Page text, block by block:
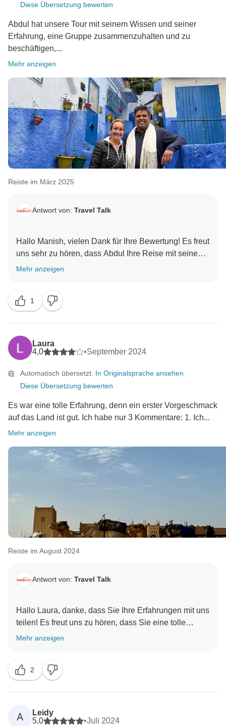
Diese Übersetzung bewerten
Abdul hat unsere Tour mit seinem Wissen und seiner
Erfahrung, eine Gruppe zusammenzuhalten und zu
beschäftigen,...
Mehr anzeigen
Reiste im März 2025
Antwort von: Travel Talk
Hallo Manish, vielen Dank für Ihre Bewertung! Es freut
uns sehr zu hören, dass Abdul Ihre Reise mit seinem
Wissen und seiner Erfahrung noch schöner gemacht
Wir würden uns freuen, wenn Sie uns in Zukunft bei
einem weiteren Abenteuer begleiten würden! Alles
Mehr anzeigen
1
Laura
4,0
•September 2024
Automatisch übersetzt. In Originalsprache ansehen
Diese Übersetzung bewerten
Es war eine tolle Erfahrung, denn ein erster Vorgeschmack
auf das Land ist gut. Ich habe nur 3 Kommentare: 1. Ich...
Mehr anzeigen
Reiste im August 2024
Antwort von: Travel Talk
Hallo Laura, danke, dass Sie Ihre Erfahrungen mit uns
teilen! Es freut uns zu hören, dass Sie eine tolle
Einführung in Marokko hatten. Wir freuen uns über Ihr
Übernachtung in Chefchaouen, der Erkundung
verschiedener Essensmöglichkeiten und eines
entspannteren Tempos in den Souks sind wertvoll und
wir werden sie bei zukünftigen Verbesserungen
berücksichtigen. Nochmals vielen Dank für Ihre
Mehr anzeigen
2
A
Leidy
5,0
•Juli 2024